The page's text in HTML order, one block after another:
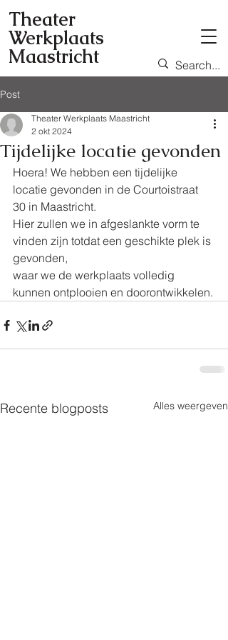
Theater
Werkplaats
Maastricht
Post
Tijdelijke locatie gevonden
Theater Werkplaats Maastricht
2 okt 2024
Hoera! We hebben een tijdelijke
locatie gevonden in de Courtoistraat
30 in Maastricht.
Hier zullen we in afgeslankte vorm te
vinden zijn totdat een geschikte plek is
gevonden,
waar we de werkplaats volledig
kunnen ontplooien en doorontwikkelen.
Recente blogposts Alles weergeven